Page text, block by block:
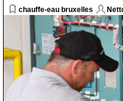
chauffe-eau bruxelles